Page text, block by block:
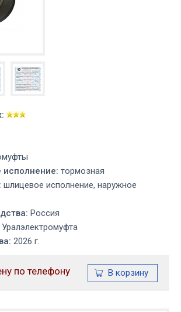
исполнение: тормозная
шлицевое исполнение, наружное
Россия
Уралэлектромуфта
2026 г.
по телефону